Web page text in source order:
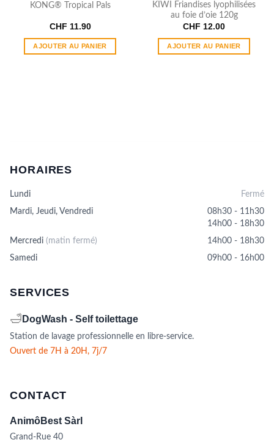
KONG® Tropical Pals
CHF 11.90
AJOUTER AU PANIER
KIWI Friandises lyophilisées
au foie d’oie 120g
CHF 12.00
AJOUTER AU PANIER
HORAIRES
Lundi Fermé
Mardi, Jeudi, Vendredi
08h30 - 11h30
14h00 - 18h30
Mercredi (matin fermé)
14h00 - 18h30
Samedi
09h00 - 16h00
SERVICES
🛁 DogWash - Self toilettage
Station de lavage professionnelle en libre-service.
Ouvert de 7H à 20H, 7j/7
CONTACT
AnimôBest Sàrl
Grand-Rue 40